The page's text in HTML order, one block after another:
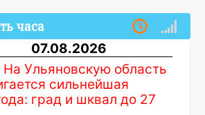
часа
07.08.2026
На Ульяновскую область
сильнейшая
град и шквал до 27